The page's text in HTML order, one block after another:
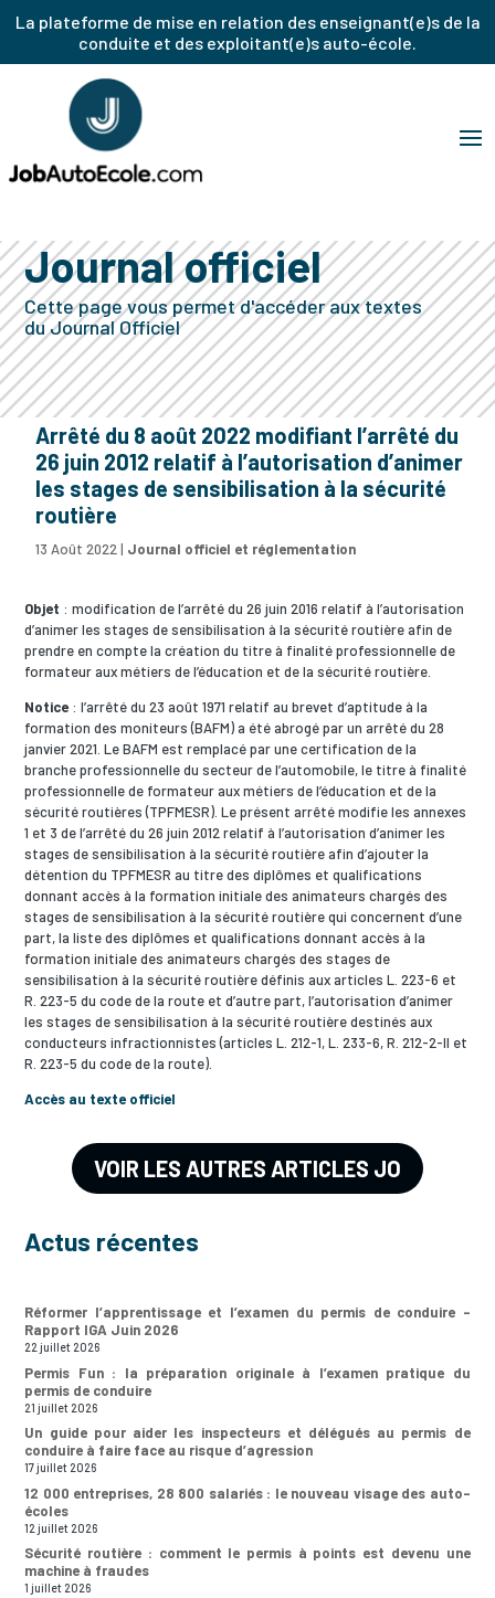
La plateforme de mise en relation des enseignant(e)s de la
conduite et des exploitant(e)s auto-école.
Journal officiel
Cette page vous permet d'accéder aux textes
du Journal Officiel
Arrêté du 8 août 2022 modifiant l’arrêté du
26 juin 2012 relatif à l’autorisation d’animer
les stages de sensibilisation à la sécurité
routière
13 Août 2022 | Journal officiel et réglementation
Objet : modification de l’arrêté du 26 juin 2016 relatif à l’autorisation
d’animer les stages de sensibilisation à la sécurité routière afin de
prendre en compte la création du titre à finalité professionnelle de
formateur aux métiers de l’éducation et de la sécurité routière.
Notice : l’arrêté du 23 août 1971 relatif au brevet d’aptitude à la
formation des moniteurs (BAFM) a été abrogé par un arrêté du 28
janvier 2021. Le BAFM est remplacé par une certification de la
branche professionnelle du secteur de l’automobile, le titre à finalité
professionnelle de formateur aux métiers de l’éducation et de la
sécurité routières (TPFMESR). Le présent arrêté modifie les annexes
1 et 3 de l’arrêté du 26 juin 2012 relatif à l’autorisation d’animer les
stages de sensibilisation à la sécurité routière afin d’ajouter la
détention du TPFMESR au titre des diplômes et qualifications
donnant accès à la formation initiale des animateurs chargés des
stages de sensibilisation à la sécurité routière qui concernent d’une
part, la liste des diplômes et qualifications donnant accès à la
formation initiale des animateurs chargés des stages de
sensibilisation à la sécurité routière définis aux articles L. 223-6 et
R. 223-5 du code de la route et d’autre part, l’autorisation d’animer
les stages de sensibilisation à la sécurité routière destinés aux
conducteurs infractionnistes (articles L. 212-1, L. 233-6, R. 212-2-II et
R. 223-5 du code de la route).
Accès au texte officiel
VOIR LES AUTRES ARTICLES JO
Actus récentes
Réformer l’apprentissage et l’examen du permis de conduire –
Rapport IGA Juin 2026
22 juillet 2026
Permis Fun : la préparation originale à l’examen pratique du
permis de conduire
21 juillet 2026
Un guide pour aider les inspecteurs et délégués au permis de
conduire à faire face au risque d’agression
17 juillet 2026
12 000 entreprises, 28 800 salariés : le nouveau visage des auto-
écoles
12 juillet 2026
Sécurité routière : comment le permis à points est devenu une
machine à fraudes
1 juillet 2026